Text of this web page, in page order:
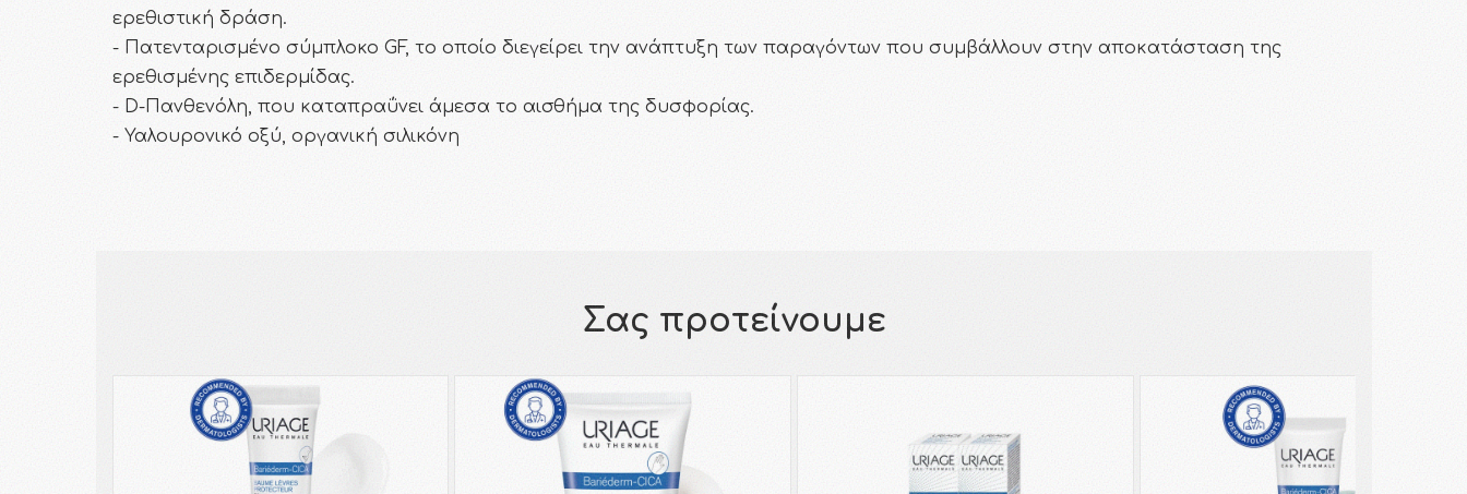
ερεθιστική δράση.
- Πατενταρισμένο σύμπλοκο GF, το οποίο διεγείρει την ανάπτυξη των παραγόντων που συμβάλλουν στην αποκατάσταση της
ερεθισμένης επιδερμίδας.
- D-Πανθενόλη, που καταπραΰνει άμεσα το αισθήμα της δυσφορίας.
- Υαλουρονικό οξύ, οργανική σιλικόνη
Σας προτείνουμε